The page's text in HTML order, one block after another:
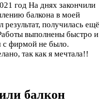
год На днях закончили
балкона в моей
результат, получилась ещё
выполнены быстро и
с фирмой не было.
так как я мечтала!!
балкон